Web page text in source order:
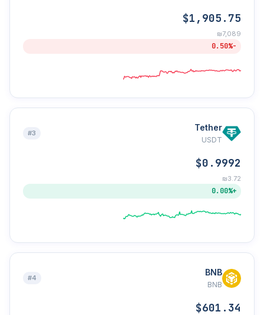
$1,905.75
₪7,089
-0.50%
Tether
USDT
#3
$0.9992
₪3.72
+0.00%
BNB
BNB
#4
$601.34